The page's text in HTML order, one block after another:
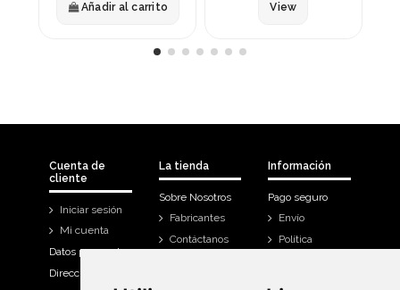
Añadir al carrito View
Cuenta de
cliente
Iniciar sesión
Mi cuenta
Datos personales
Direcciones
La tienda
Sobre Nosotros
Fabricantes
Contáctanos
Información
Pago seguro
Envío
Política